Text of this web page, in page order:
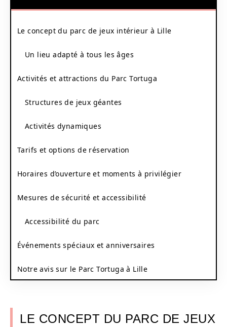
Le concept du parc de jeux intérieur à Lille
Un lieu adapté à tous les âges
Activités et attractions du Parc Tortuga
Structures de jeux géantes
Activités dynamiques
Tarifs et options de réservation
Horaires d’ouverture et moments à privilégier
Mesures de sécurité et accessibilité
Accessibilité du parc
Événements spéciaux et anniversaires
Notre avis sur le Parc Tortuga à Lille
LE CONCEPT DU PARC DE JEUX